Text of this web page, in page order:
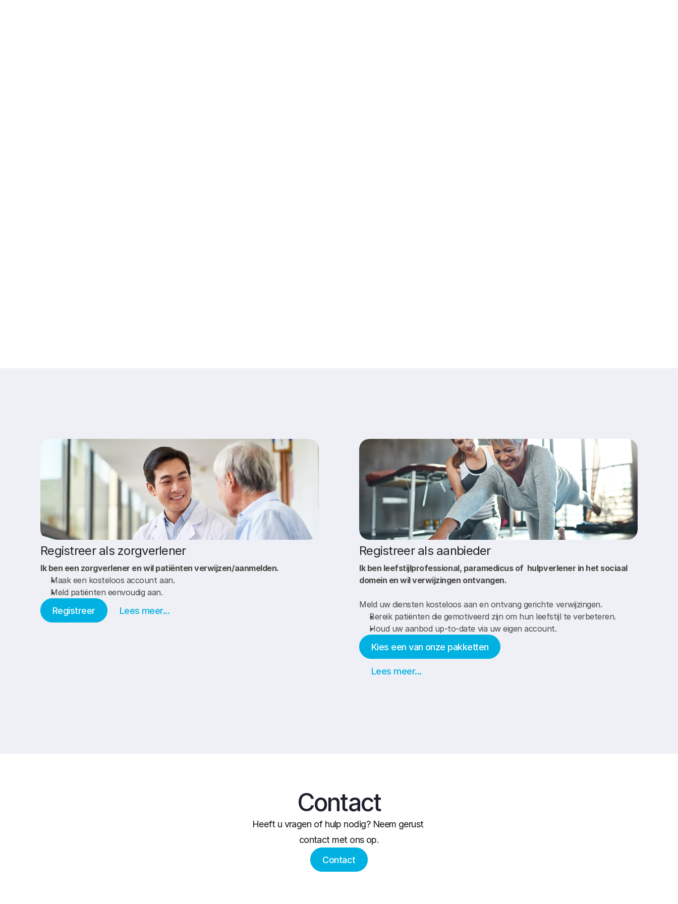
Registreer als zorgverlener
Ik ben een zorgverlener en wil patiënten verwijzen/aanmelden.
Maak een kosteloos account aan.
Meld patiënten eenvoudig aan.
Registreer Lees meer...
Registreer als aanbieder
Ik ben leefstijlprofessional, paramedicus of  hulpverlener in het sociaal
domein en wil verwijzingen ontvangen.
Meld uw diensten kosteloos aan en ontvang gerichte verwijzingen.
Bereik patiënten die gemotiveerd zijn om hun leefstijl te verbeteren.
Houd uw aanbod up-to-date via uw eigen account.
Kies een van onze pakketten
Lees meer...
Contact
Heeft u vragen of hulp nodig? Neem gerust
contact met ons op.
Contact